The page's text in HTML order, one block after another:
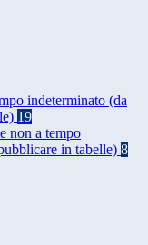
indeterminato (da
19
non a tempo
in tabelle) 8